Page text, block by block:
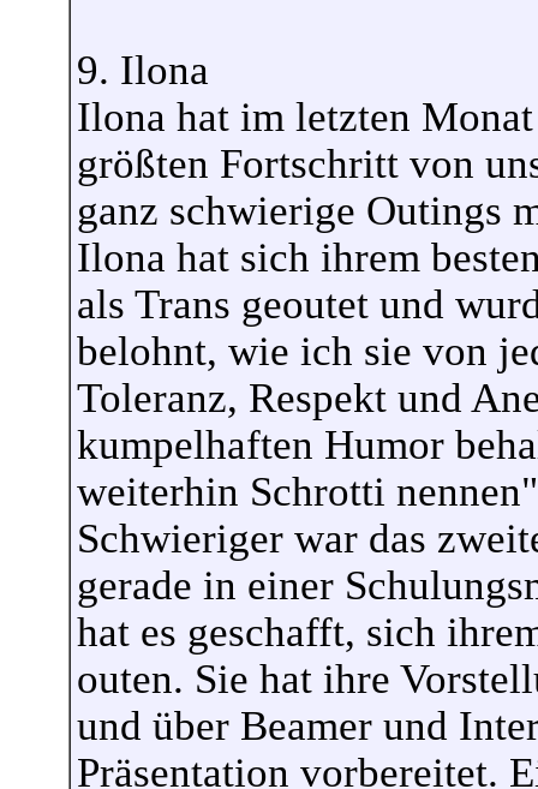
9. Ilona
Ilona hat im letzten
größten Fortschritt von
ganz schwierige Outings
Ilona hat sich ihrem
als Trans geoutet und
belohnt, wie ich sie von
Toleranz, Respekt und
kumpelhaften Humor
weiterhin Schrotti
Schwieriger war das
gerade in einer
hat es geschafft, sich
outen. Sie hat ihre
und über Beamer und
Präsentation vorbereitet.